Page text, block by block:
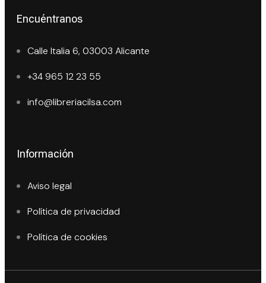
Encuéntranos
Calle Italia 6, 03003 Alicante
+34 965 12 23 55
info@libreriacilsa.com
Información
Aviso legal
Política de privacidad
Política de cookies